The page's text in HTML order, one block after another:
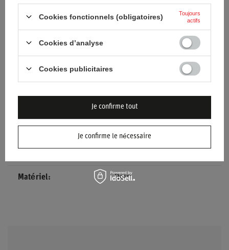
Genre Unisex
Marque Sparco
Noir
Matériel Daim
Cookies fonctionnels (obligatoires)
Toujours
actifs
Cookies d’analyse
Cookies publicitaires
Je confirme le nécessaire
Je confirme tout